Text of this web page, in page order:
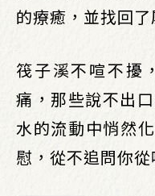
的療癒，並找回
筏子溪不喧不擾
痛，那些說不出
水的流動中悄然
慰，從不追問你從